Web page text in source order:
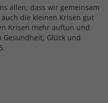
allen, dass wir gemeinsam
die kleinen Krisen gut
Krisen mehr auftun und
Glück und